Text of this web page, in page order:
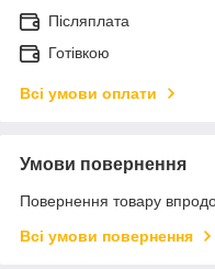
Післяплата
Готівкою
Всі умови оплати
Умови повернення
Повернення товару
Всі умови повернення